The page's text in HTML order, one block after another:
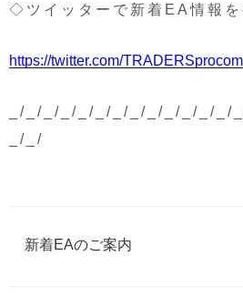
◇ツイッターで新着EA情報を
https://twitter.com/
_/_/_/_/_/_/_/_/_/_/_/_/_/
_/_/
カ
新着EAのご案内